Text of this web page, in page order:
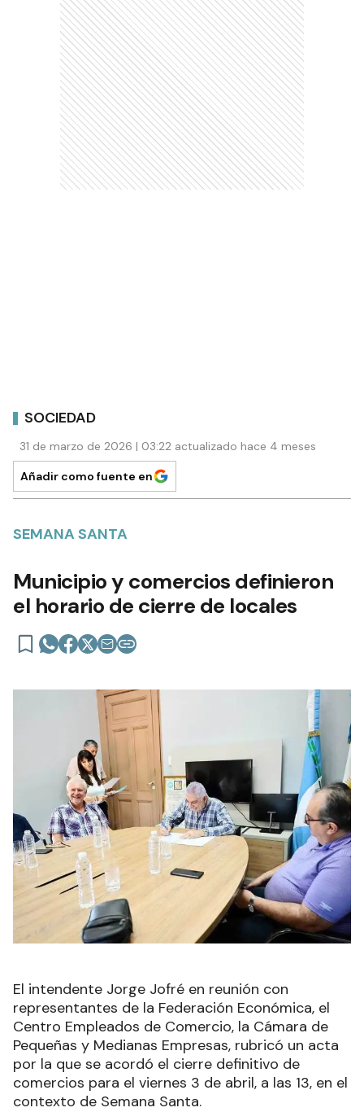
SOCIEDAD
31 de marzo de 2026 | 03:22 actualizado hace 4 meses
Añadir como fuente en
SEMANA SANTA
Municipio y comercios definieron
el horario de cierre de locales
El intendente Jorge Jofré en reunión con
representantes de la Federación Económica, el
Centro Empleados de Comercio, la Cámara de
Pequeñas y Medianas Empresas, rubricó un acta
por la que se acordó el cierre definitivo de
comercios para el viernes 3 de abril, a las 13, en el
contexto de Semana Santa.